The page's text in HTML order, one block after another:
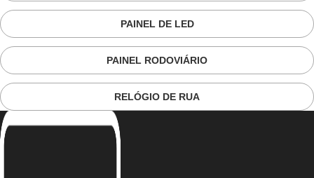
PAINEL DE LED
PAINEL RODOVIÁRIO
RELÓGIO DE RUA